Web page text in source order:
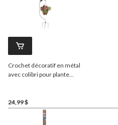
Crochet décoratif en métal
avec colibri pour plante
24,99 $